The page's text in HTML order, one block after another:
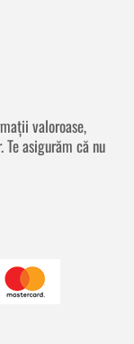
valoroase,
asigurăm că nu